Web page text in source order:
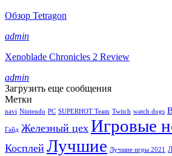
Обзор Tetragon
admin
Xenoblade Chronicles 2 Review
admin
Загрузить еще сообщения
Метки
navi Nintendo PC SUPERHOT Team Twitch watch dogs
Гайд Железный цех Игровые
Косплей Лучшие Лучшие игры 2021